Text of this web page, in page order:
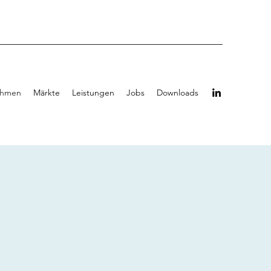
Märkte Leistungen Jobs Downloads